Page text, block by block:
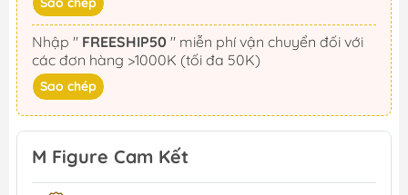
Nhập " FREESHIP50
các đơn hàng >1000K (tối đa 50K)
Sao chép
M Figure Cam Kết